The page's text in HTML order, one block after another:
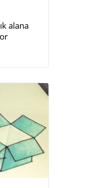
alana